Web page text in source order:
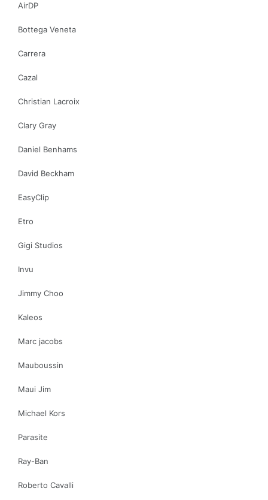
AirDP
Bottega Veneta
Carrera
Cazal
Christian Lacroix
Clary Gray
Daniel Benhams
David Beckham
EasyClip
Etro
Gigi Studios
Invu
Jimmy Choo
Kaleos
Marc jacobs
Mauboussin
Maui Jim
Michael Kors
Parasite
Ray-Ban
Roberto Cavalli